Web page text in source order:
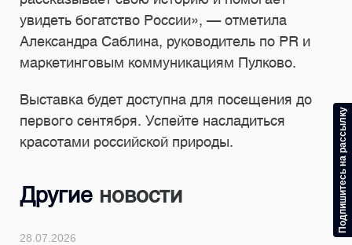
увидеть богатство России», — отметила
Александра Саблина, руководитель по PR и
маркетинговым коммуникациям Пулково.
Выставка будет доступна для посещения до
первого сентября. Успейте насладиться
красотами российской природы.
Другие новости
28.07.2026
Подпишитесь на рассылку